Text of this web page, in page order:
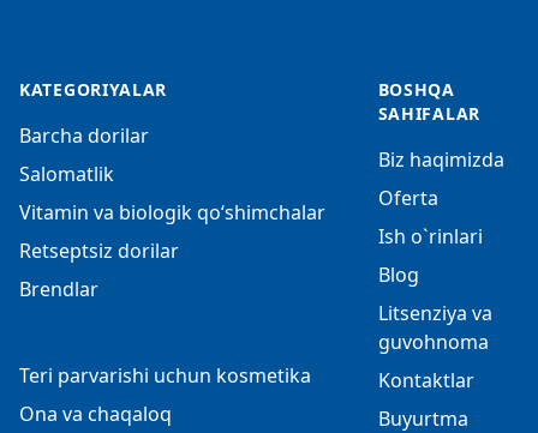
KATEGORIYALAR
Barcha dorilar
Salomatlik
Vitamin va biologik qo‘shimchalar
Retseptsiz dorilar
Brendlar
Teri parvarishi uchun kosmetika
Ona va chaqaloq
BOSHQA
SAHIFALAR
Biz haqimizda
Oferta
Ish o`rinlari
Blog
Litsenziya va
guvohnoma
Kontaktlar
Buyurtma